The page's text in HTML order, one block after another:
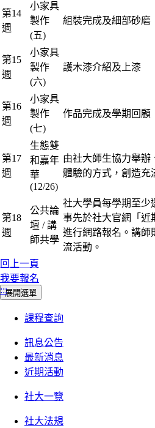
第14
週
小家具
製作
(五)
組裝完成及細部砂磨
第15
週
小家具
製作
(六)
護木漆介紹及上漆
第16
週
小家具
製作
(七)
作品完成及學期回顧
第17
週
生態雙
和嘉年
華
(12/26)
由社大師生協力舉辦
體驗的方式，創造充
第18
週
公共論
壇 / 講
師共學
社大學員每學期至少
事先於社大官網「近
進行網路報名。講師
流活動。
回上一頁
我要報名
:::展開選單
課程查詢
訊息公告
最新消息
近期活動
社大一覽
社大法規